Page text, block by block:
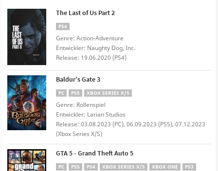
The Last of Us Part 2
PS4
Genre: Action-Adventure
Entwickler: Naughty Dog, Inc.
Release: 19.06.2020 (PS4)
Baldur's Gate 3
PC PS5 XBOX SERIES X/S
Genre: Rollenspiel
Entwickler: Larian Studios
Release: 03.08.2023 (PC), 06.09.2023 (PS5), 07.12.2023
(Xbox Series X/S)
GTA 5 - Grand Theft Auto 5
PC PS5 PS4 XBOX SERIES X/S XBOX ONE
PS3